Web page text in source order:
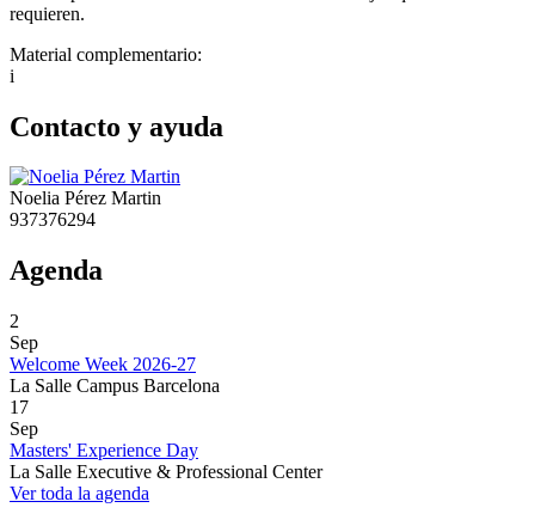
requieren.
Material complementario:
i
Contacto y ayuda
Noelia Pérez Martin
937376294
Agenda
2
Sep
Welcome Week 2026-27
La Salle Campus Barcelona
17
Sep
Masters' Experience Day
La Salle Executive & Professional Center
Ver toda la agenda